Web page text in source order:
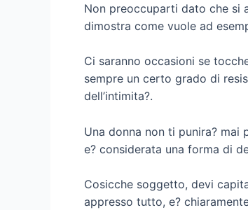
Non preoccuparti dato che si
dimostra come vuole ad
Ci saranno occasioni se
sempre un certo grado di
dell’intimita?.
Una donna non ti punira? mai
e? considerata una forma di
Cosicche soggetto, devi
appresso tutto, e?